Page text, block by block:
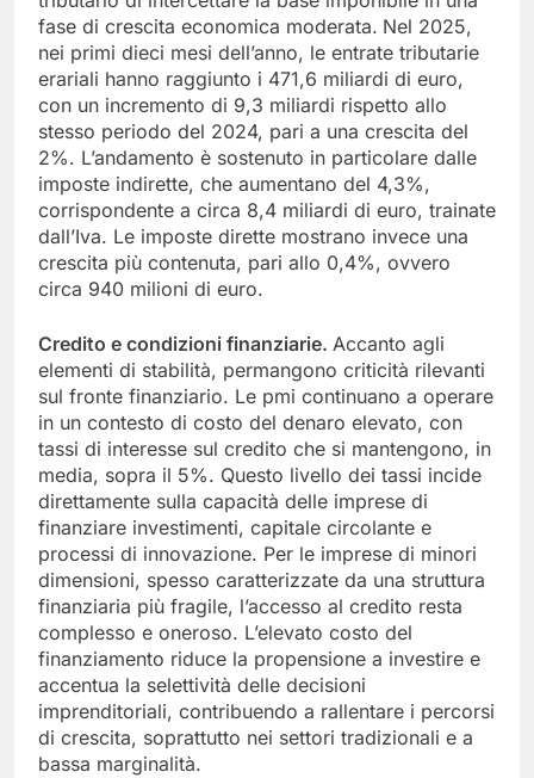
fase di crescita economica moderata. Nel 2025,
nei primi dieci mesi dell’anno, le entrate tributarie
erariali hanno raggiunto i 471,6 miliardi di euro,
con un incremento di 9,3 miliardi rispetto allo
stesso periodo del 2024, pari a una crescita del
2%. L’andamento è sostenuto in particolare dalle
imposte indirette, che aumentano del 4,3%,
corrispondente a circa 8,4 miliardi di euro, trainate
dall’Iva. Le imposte dirette mostrano invece una
crescita più contenuta, pari allo 0,4%, ovvero
circa 940 milioni di euro.
Credito e condizioni finanziarie. Accanto agli
elementi di stabilità, permangono criticità rilevanti
sul fronte finanziario. Le pmi continuano a operare
in un contesto di costo del denaro elevato, con
tassi di interesse sul credito che si mantengono, in
media, sopra il 5%. Questo livello dei tassi incide
direttamente sulla capacità delle imprese di
finanziare investimenti, capitale circolante e
processi di innovazione. Per le imprese di minori
dimensioni, spesso caratterizzate da una struttura
finanziaria più fragile, l’accesso al credito resta
complesso e oneroso. L’elevato costo del
finanziamento riduce la propensione a investire e
accentua la selettività delle decisioni
imprenditoriali, contribuendo a rallentare i percorsi
di crescita, soprattutto nei settori tradizionali e a
bassa marginalità.